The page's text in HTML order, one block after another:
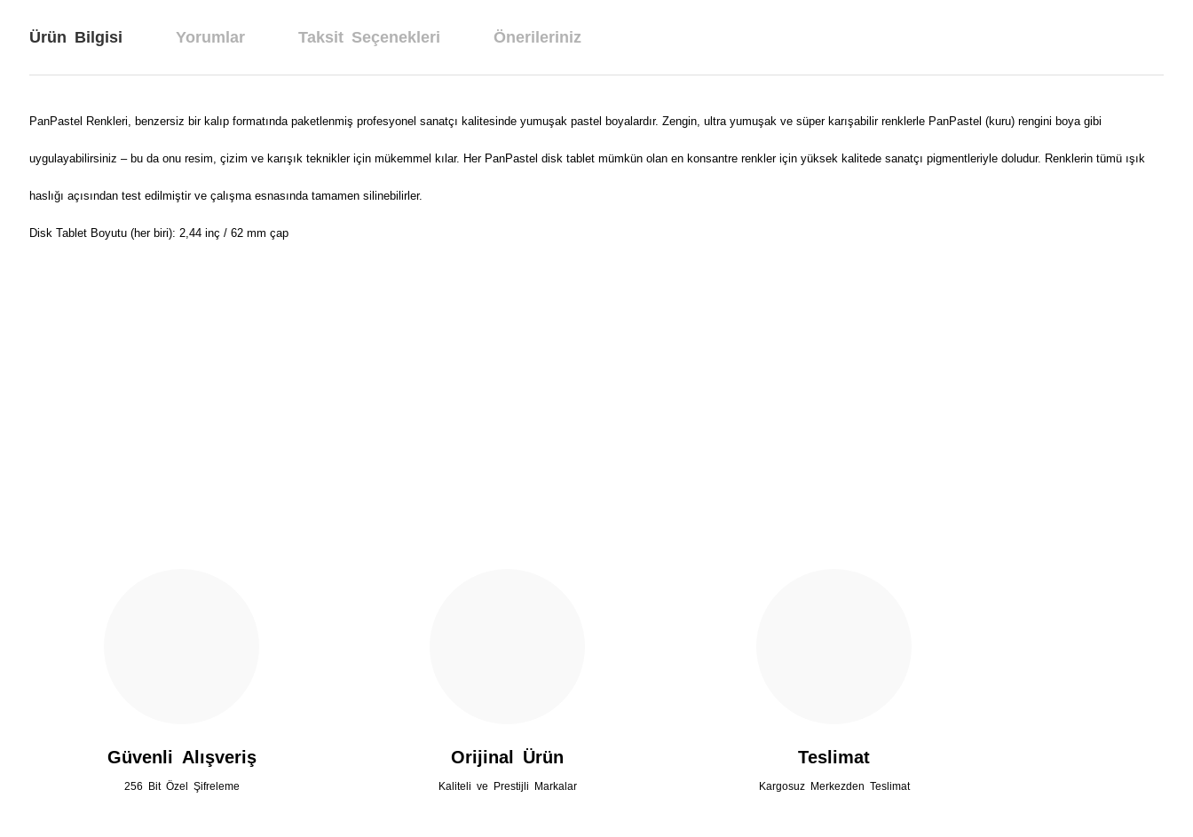
Ürün Bilgisi Yorumlar Taksit Seçenekleri Önerileriniz
PanPastel Renkleri, benzersiz bir kalıp formatında paketlenmiş profesyonel sanatçı kalitesinde yumuşak pastel boyalardır. Zengin, ultra yumuşak ve süper karışabilir renklerle PanPastel (kuru) rengini boya gibi
uygulayabilirsiniz – bu da onu resim, çizim ve karışık teknikler için mükemmel kılar. Her PanPastel disk tablet mümkün olan en konsantre renkler için yüksek kalitede sanatçı pigmentleriyle doludur. Renklerin tümü ışık
haslığı açısından test edilmiştir ve çalışma esnasında tamamen silinebilirler.
Disk Tablet Boyutu (her biri): 2,44 inç / 62 mm çap
Güvenli Alışveriş
256 Bit Özel Şifreleme
Orijinal Ürün
Kaliteli ve Prestijli Markalar
Teslimat
Kargosuz Merkezden Teslimat